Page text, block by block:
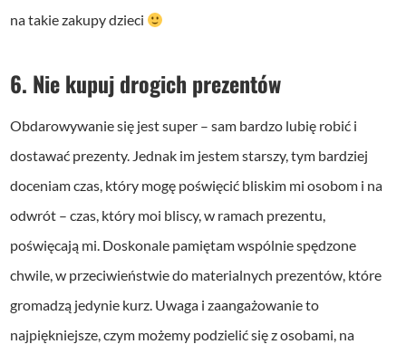
na takie zakupy dzieci
6. Nie kupuj drogich prezentów
Obdarowywanie się jest super – sam bardzo lubię robić i
dostawać prezenty. Jednak im jestem starszy, tym bardziej
doceniam czas, który mogę poświęcić bliskim mi osobom i na
odwrót – czas, który moi bliscy, w ramach prezentu,
poświęcają mi. Doskonale pamiętam wspólnie spędzone
chwile, w przeciwieństwie do materialnych prezentów, które
gromadzą jedynie kurz. Uwaga i zaangażowanie to
najpiękniejsze, czym możemy podzielić się z osobami, na